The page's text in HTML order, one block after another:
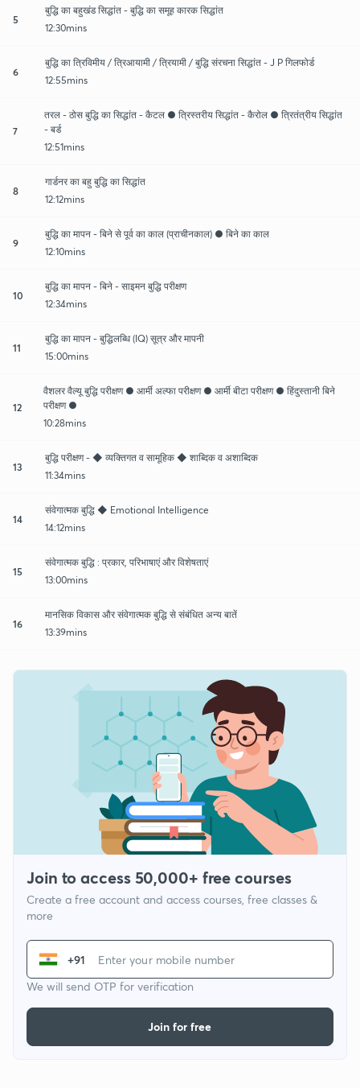
5
बुद्धि का बहुखंड सिद्धांत - बुद्धि का समूह कारक सिद्धांत
12:30mins
6
बुद्धि का त्रिविमीय / त्रिआयामी / त्रियामी / बुद्धि संरचना सिद्धांत - J P गिलफोर्ड
12:55mins
7
तरल - ठोस बुद्धि का सिद्धांत - कैटल ● त्रिस्तरीय सिद्धांत - कैरोल ● त्रितंत्रीय सिद्धांत
- बर्ड
12:51mins
8
गार्डनर का बहु बुद्धि का सिद्धांत
12:12mins
9
बुद्धि का मापन - बिने से पूर्व का काल (प्राचीनकाल) ● बिने का काल
12:10mins
10
बुद्धि का मापन - बिने - साइमन बुद्धि परीक्षण
12:34mins
11
बुद्धि का मापन - बुद्धिलब्धि (IQ) सूत्र और मापनी
15:00mins
12
वैशलर वैल्यू बुद्धि परीक्षण ● आर्मी अल्फा परीक्षण ● आर्मी बीटा परीक्षण ● हिंदुस्तानी बिने
परीक्षण ●
10:28mins
13
बुद्धि परीक्षण - ◆ व्यक्तिगत व सामूहिक ◆ शाब्दिक व अशाब्दिक
11:34mins
14
संवेगात्मक बुद्धि ◆ Emotional Intelligence
14:12mins
15
संवेगात्मक बुद्धि : प्रकार, परिभाषाएं और विशेषताएं
13:00mins
16
मानसिक विकास और संवेगात्मक बुद्धि से संबंधित अन्य बातें
13:39mins
Join to access 50,000+ free courses
Create a free account and access courses, free classes &
more
+91
We will send OTP for verification
Join for free